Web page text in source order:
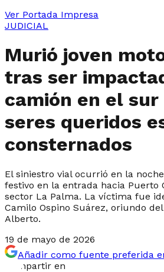
Ver Portada Impresa
JUDICIAL
Murió joven
tras ser
camión en el sur
seres queridos
consternados
El siniestro vial ocurrió en la
festivo en la entrada hacia Puerto
sector La Palma. La víctima fue
Camilo Ospino Suárez, oriundo
Alberto.
19 de mayo de 2026
Añadir como fuente preferida
Compartir en